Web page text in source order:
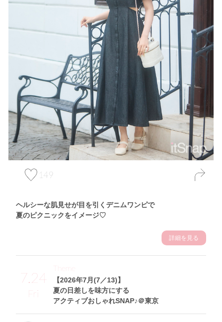
149
ヘルシーな肌見せが目を引くデニムワンピで
夏のピクニックをイメージ♡
詳細を見る
7.24
Fri
【2026年7月(7／13)】
夏の日差しを味方にする
アクティブおしゃれSNAP♪＠東京
Theme